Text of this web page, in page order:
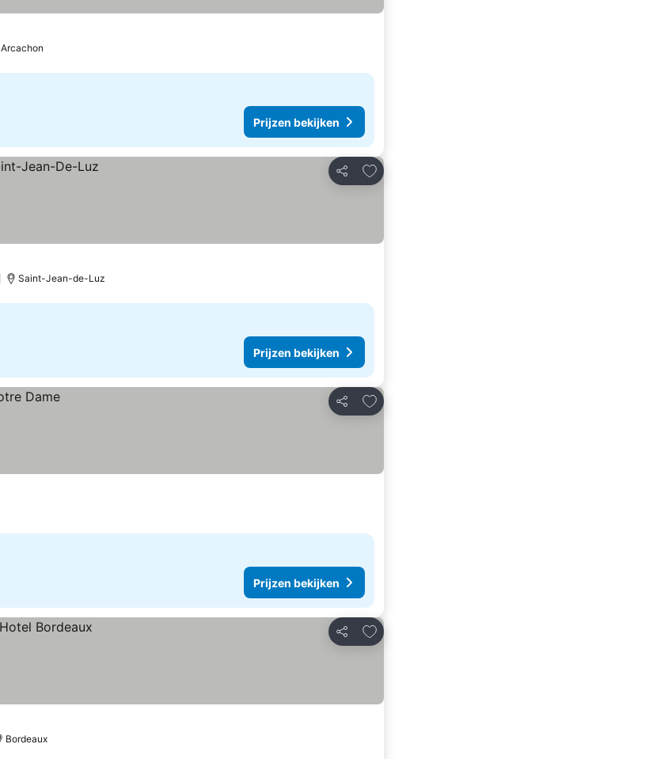
Arcachon
Prijzen bekijken
Delen
Toevoegen aan favorieten
Saint-Jean-de-Luz
Prijzen bekijken
Delen
Toevoegen aan favorieten
Prijzen bekijken
Delen
Toevoegen aan favorieten
Bordeaux